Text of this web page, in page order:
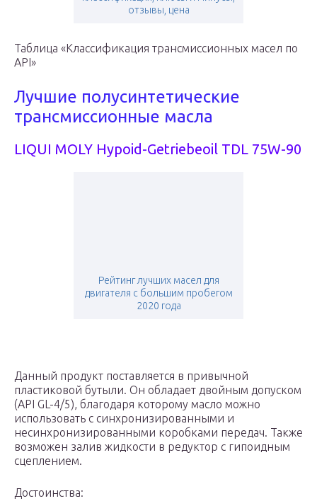
отзывы, цена
Таблица «Классификация трансмиссионных масел по
API»
Лучшие полусинтетические
трансмиссионные масла
LIQUI MOLY Hypoid-Getriebeoil TDL 75W-90
Рейтинг лучших масел для
двигателя с большим пробегом
2020 года
Данный продукт поставляется в привычной
пластиковой бутыли. Он обладает двойным допуском
(API GL-4/5), благодаря которому масло можно
использовать с синхронизированными и
несинхронизированными коробками передач. Также
возможен залив жидкости в редуктор с гипоидным
сцеплением.
Достоинства: